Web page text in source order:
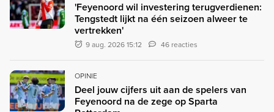
'Feyenoord wil investering terugverdienen:
Tengstedt lijkt na één seizoen alweer te
vertrekken'
9 aug. 2026 15:12 46 reacties
OPINIE
Deel jouw cijfers uit aan de spelers van
Feyenoord na de zege op Sparta